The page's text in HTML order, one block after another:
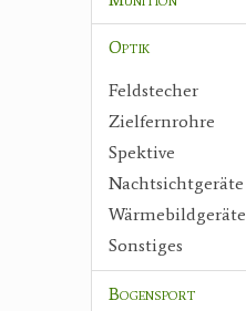
Optik
Feldstecher
Zielfernrohre
Spektive
Nachtsichtgeräte
Wärmebildgeräte
Sonstiges
Bogensport